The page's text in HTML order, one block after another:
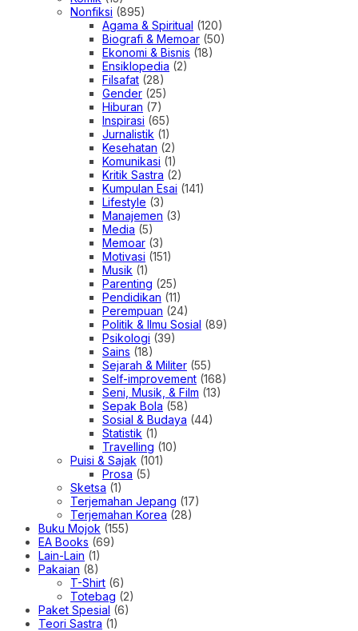
Nonfiksi (895)
Agama & Spiritual (120)
Biografi & Memoar (50)
Ekonomi & Bisnis (18)
Ensiklopedia (2)
Filsafat (28)
Gender (25)
Hiburan (7)
Inspirasi (65)
Jurnalistik (1)
Kesehatan (2)
Komunikasi (1)
Kritik Sastra (2)
Kumpulan Esai (141)
Lifestyle (3)
Manajemen (3)
Media (5)
Memoar (3)
Motivasi (151)
Musik (1)
Parenting (25)
Pendidikan (11)
Perempuan (24)
Politik & Ilmu Sosial (89)
Psikologi (39)
Sains (18)
Sejarah & Militer (55)
Self-improvement (168)
Seni, Musik, & Film (13)
Sepak Bola (58)
Sosial & Budaya (44)
Statistik (1)
Travelling (10)
Puisi & Sajak (101)
Prosa (5)
Sketsa (1)
Terjemahan Jepang (17)
Terjemahan Korea (28)
Buku Mojok (155)
EA Books (69)
Lain-Lain (1)
Pakaian (8)
T-Shirt (6)
Totebag (2)
Paket Spesial (6)
Teori Sastra (1)